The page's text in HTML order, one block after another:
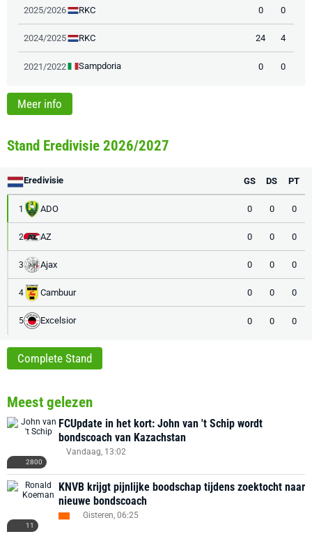
2025/2026 RKC 0 0
2024/2025 RKC 24 4
2021/2022 Sampdoria 0 0
Meer info
Stand Eredivisie 2026/2027
Eredivisie GS DS PT
1 ADO 0 0 0
2 AZ 0 0 0
3 Ajax 0 0 0
4 Cambuur 0 0 0
5 Excelsior 0 0 0
Complete Stand
Meest gelezen
2800
FCUpdate in het kort: John van 't Schip wordt
bondscoach van Kazachstan
Vandaag, 13:02
11
KNVB krijgt pijnlijke boodschap tijdens zoektocht naar
nieuwe bondscoach
Gisteren, 06:25